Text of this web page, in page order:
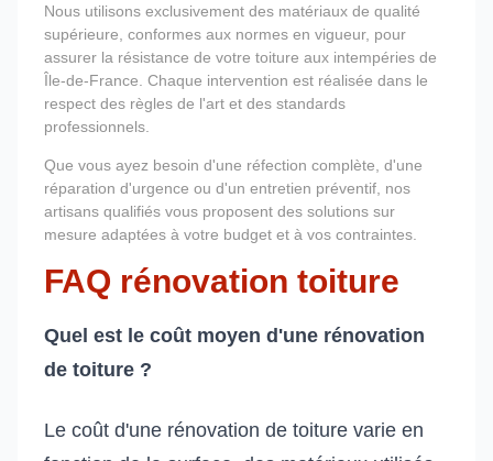
Nous utilisons exclusivement des matériaux de qualité
supérieure, conformes aux normes en vigueur, pour
assurer la résistance de votre toiture aux intempéries de
Île-de-France. Chaque intervention est réalisée dans le
respect des règles de l'art et des standards
professionnels.
Que vous ayez besoin d'une réfection complète, d'une
réparation d'urgence ou d'un entretien préventif, nos
artisans qualifiés vous proposent des solutions sur
mesure adaptées à votre budget et à vos contraintes.
FAQ rénovation toiture
Quel est le coût moyen d'une rénovation
de toiture ?
Le coût d'une rénovation de toiture varie en